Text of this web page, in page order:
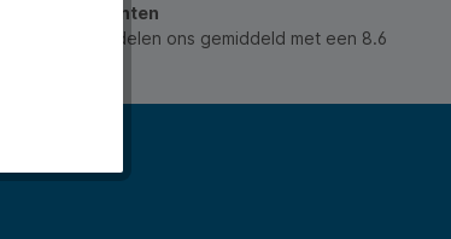
onze klanten
ons en beoordelen ons gemiddeld met een 8.6